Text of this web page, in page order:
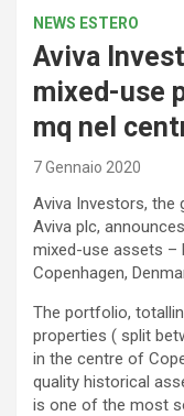
NEWS ESTERO
Aviva
mixed-use
mq nel
7 Gennaio 2020
Aviva Investors, the
Aviva plc,
mixed-use assets –
Copenhagen,
The portfolio,
properties ( split
in the centre of
quality historical
is one of the most